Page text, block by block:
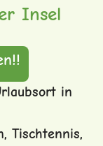
Insel
in
Tischtennis,